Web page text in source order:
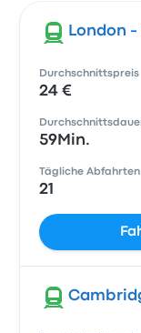
London
Durchschnittspreis
24 €
59Min.
Tägliche Abfahrten
21